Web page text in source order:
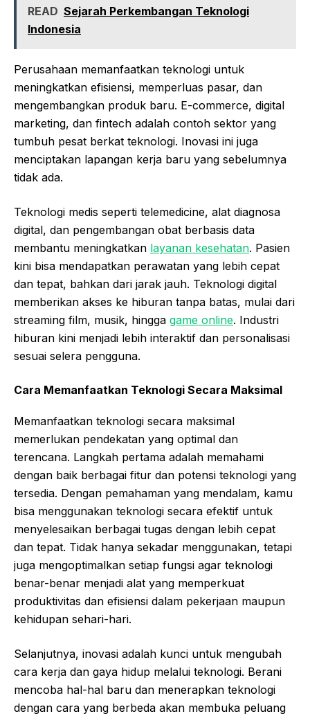
READ Sejarah Perkembangan Teknologi
Indonesia
Perusahaan memanfaatkan teknologi untuk
meningkatkan efisiensi, memperluas pasar, dan
mengembangkan produk baru. E-commerce, digital
marketing, dan fintech adalah contoh sektor yang
tumbuh pesat berkat teknologi. Inovasi ini juga
menciptakan lapangan kerja baru yang sebelumnya
tidak ada.
Teknologi medis seperti telemedicine, alat diagnosa
digital, dan pengembangan obat berbasis data
membantu meningkatkan layanan kesehatan. Pasien
kini bisa mendapatkan perawatan yang lebih cepat
dan tepat, bahkan dari jarak jauh. Teknologi digital
memberikan akses ke hiburan tanpa batas, mulai dari
streaming film, musik, hingga game online. Industri
hiburan kini menjadi lebih interaktif dan personalisasi
sesuai selera pengguna.
Cara Memanfaatkan Teknologi Secara Maksimal
Memanfaatkan teknologi secara maksimal
memerlukan pendekatan yang optimal dan
terencana. Langkah pertama adalah memahami
dengan baik berbagai fitur dan potensi teknologi yang
tersedia. Dengan pemahaman yang mendalam, kamu
bisa menggunakan teknologi secara efektif untuk
menyelesaikan berbagai tugas dengan lebih cepat
dan tepat. Tidak hanya sekadar menggunakan, tetapi
juga mengoptimalkan setiap fungsi agar teknologi
benar-benar menjadi alat yang memperkuat
produktivitas dan efisiensi dalam pekerjaan maupun
kehidupan sehari-hari.
Selanjutnya, inovasi adalah kunci untuk mengubah
cara kerja dan gaya hidup melalui teknologi. Berani
mencoba hal-hal baru dan menerapkan teknologi
dengan cara yang berbeda akan membuka peluang